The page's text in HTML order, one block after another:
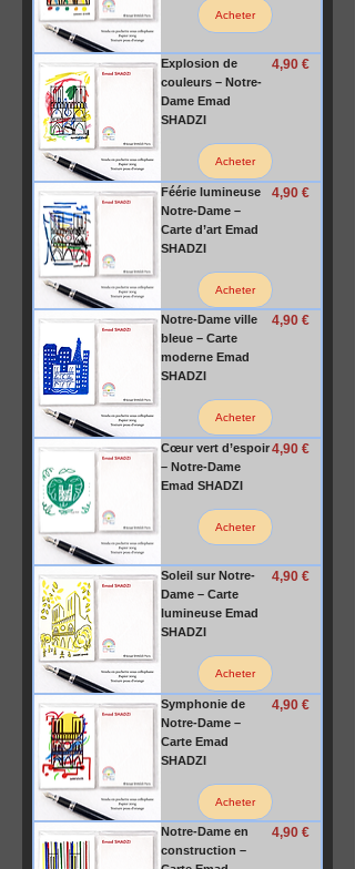
Acheter
Explosion de
couleurs – Notre-
Dame Emad
SHADZI
Prix
4,90 €
Acheter
Féérie lumineuse
Notre-Dame –
Carte d’art Emad
SHADZI
Prix
4,90 €
Acheter
Notre-Dame ville
bleue – Carte
moderne Emad
SHADZI
Prix
4,90 €
Acheter
Cœur vert d’espoir
– Notre-Dame
Emad SHADZI
Prix
4,90 €
Acheter
Soleil sur Notre-
Dame – Carte
lumineuse Emad
SHADZI
Prix
4,90 €
Acheter
Symphonie de
Notre-Dame –
Carte Emad
SHADZI
Prix
4,90 €
Acheter
Notre-Dame en
construction –
Prix
4,90 €